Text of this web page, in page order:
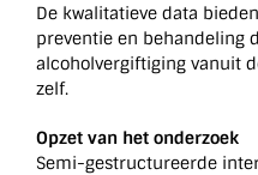
De kwalitatieve data
preventie en behandeling
alcoholvergiftiging vanuit
zelf.
Opzet van het onderzoek
Semi-gestructureerde